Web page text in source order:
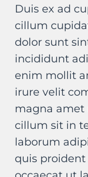
Duis ex ad
cillum
dolor sunt
incididunt
enim mollit
irure velit
magna amet
cillum sit in
laborum
quis